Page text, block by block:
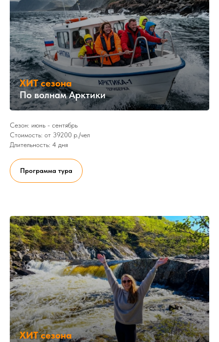
ХИТ сезона
По волнам Арктики
Сезон: июнь - сентябрь
Стоимость: от 39200 р./чел
Длительность: 4 дня
Программа тура
ХИТ сезона